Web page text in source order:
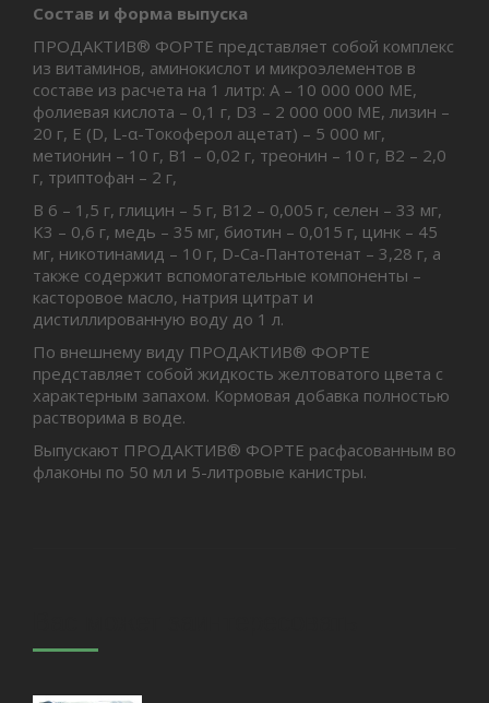
Состав и форма выпуска
ПРОДАКТИВ® ФОРТЕ представляет собой комплекс
из витаминов, аминокислот и микроэлементов в
составе из расчета на 1 литр: A – 10 000 000 МЕ,
фолиевая кислота – 0,1 г, D3 – 2 000 000 МЕ, лизин –
20 г, E (D, L-α-Tокоферол ацетат) – 5 000 мг,
метионин – 10 г, B1 – 0,02 г, треонин – 10 г, B2 – 2,0
г, триптофан – 2 г,
B 6 – 1,5 г, глицин – 5 г, B12 – 0,005 г, селен – 33 мг,
K3 – 0,6 г, медь – 35 мг, биотин – 0,015 г, цинк – 45
мг, никотинамид – 10 г, D-Ca-Пантотенат – 3,28 г, а
также содержит вспомогательные компоненты –
касторовое масло, натрия цитрат и
дистиллированную воду до 1 л.
По внешнему виду ПРОДАКТИВ® ФОРТЕ
представляет собой жидкость желтоватого цвета с
характерным запахом. Кормовая добавка полностью
растворима в воде.
Выпускают ПРОДАКТИВ® ФОРТЕ расфасованным во
флаконы по 50 мл и 5-литровые канистры.